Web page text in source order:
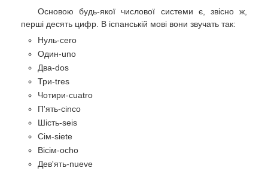
Основою будь-якої числової системи є, звісно ж,
перші десять цифр. В іспанській мові вони звучать так:
Нуль-cero
Один-uno
Два-dos
Три-tres
Чотири-cuatro
П'ять-cinco
Шість-seis
Сім-siete
Вісім-ocho
Дев'ять-nueve